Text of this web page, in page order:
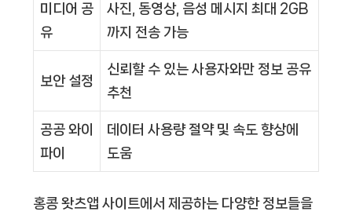
미디어 공
유
사진, 동영상, 음성 메시지 최대 2GB
까지 전송 가능
보안 설정
신뢰할 수 있는 사용자와만 정보 공유
추천
공공 와이
파이
데이터 사용량 절약 및 속도 향상에
도움
홍콩 왓츠앱 사이트에서 제공하는 다양한 정보들을